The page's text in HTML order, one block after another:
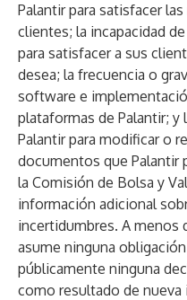
Palantir para satisfacer
clientes; la incapacidad
para satisfacer a sus
desea; la frecuencia o
software e
plataformas de Palantir; y
Palantir para modificar o
documentos que Palantir
la Comisión de Bolsa y
información adicional
incertidumbres. A menos
asume ninguna
públicamente ninguna
como resultado de